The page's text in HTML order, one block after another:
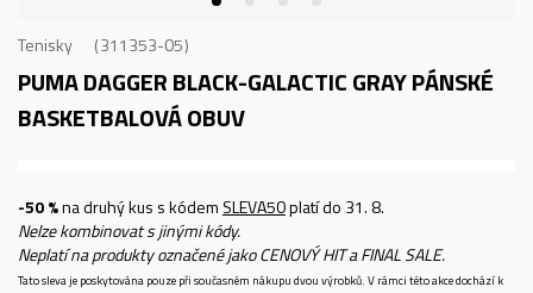
Tenisky 311353-05
PUMA DAGGER BLACK-GALACTIC GRAYPÁNSKÉ
BASKETBALOVÁ OBUV
-50 %na druhý kus s kódem SLEVA50platí do 31. 8.
Nelze kombinovat s jinými kódy.
Neplatí na produkty označené jako CENOVÝ HIT a FINAL SALE.
Tato sleva je poskytována pouze při současném nákupu dvou výrobků. V rámci této akce dochází k